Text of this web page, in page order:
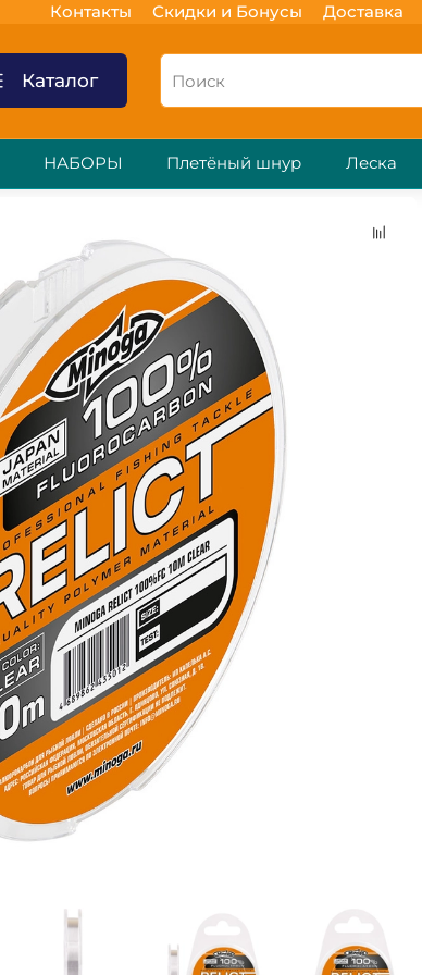
Контакты Скидки и Бонусы Доставка
Каталог
НАБОРЫ Плетёный шнур Леска